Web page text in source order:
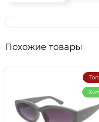
Похожие товары
Топ
Хит